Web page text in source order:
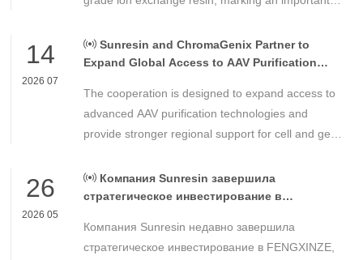
chemical materials for nuclear power applications.
14
2026 07
Sunresin and ChromaGenix Partner to
Expand Global Access to AAV Purification
The cooperation is designed to expand access to
advanced AAV purification technologies and
provide stronger regional support for cell and gene
Americas.
26
2026 05
Компания Sunresin завершила
стратегическое инвестирование в
бизнеса в области промышленной
хроматографии.
Компания Sunresin недавно завершила
стратегическое инвестирование в FENGXINZE,